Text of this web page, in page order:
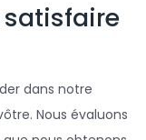
dans notre
Nous évaluons